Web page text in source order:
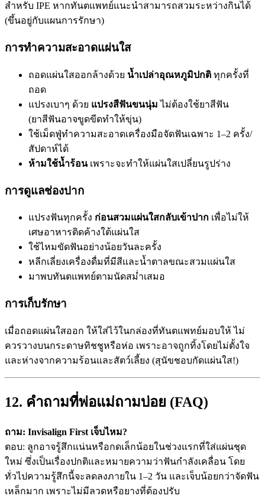
สำหรับ IPE หากทันตแพทย์แนะนำสามารถสวมระหว่างกินได้
(ขึ้นอยู่กับแผนการรักษา)
การทำความสะอาดแผ่นใส
ถอดแผ่นใสออกล้างด้วย น้ำเปล่าอุณหภูมิปกติ ทุกครั้งที่
ถอด
แปรงเบาๆ ด้วย แปรงสีฟันขนนุ่ม ไม่ต้องใช้ยาสีฟัน
(ยาสีฟันอาจขูดขีดทำให้ขุ่น)
ใช้เม็ดฟู่ทำความสะอาดเครื่องมือจัดฟันเฉพาะ 1–2 ครั้ง/
สัปดาห์ได้
ห้ามใช้น้ำร้อนเพราะจะทำให้แผ่นใสเปลี่ยนรูปร่าง
การดูแลช่องปาก
แปรงฟันทุกครั้ง ก่อนสวมแผ่นใสกลับเข้าปาก เพื่อไม่ให้
เศษอาหารติดค้างใต้แผ่นใส
ใช้ไหมขัดฟันอย่างน้อยวันละครั้ง
หลีกเลี่ยงเครื่องดื่มที่มีสีและน้ำตาลขณะสวมแผ่นใส
มาพบทันตแพทย์ตามนัดสม่ำเสมอ
การเก็บรักษา
เมื่อถอดแผ่นใสออก ให้ใส่ไว้ในกล่องที่ทันตแพทย์มอบให้ ไม่
ควรวางบนกระดาษทิชชูหรือห่อ เพราะอาจถูกทิ้งโดยไม่ตั้งใจ
และห่างจากความร้อนและสัตว์เลี้ยง (สุนัขชอบกัดแผ่นใส!)
12. คำถามที่พ่อแม่ถามบ่อย (FAQ)
ถาม: Invisalign First เจ็บไหม?
ตอบ: ลูกอาจรู้สึกแน่นหรือกดเล็กน้อยในช่วงแรกที่ใส่แผ่นชุด
ใหม่ ซึ่งเป็นเรื่องปกติและหมายความว่าฟันกำลังเคลื่อน โดย
ทั่วไปความรู้สึกนี้จะลดลงภายใน 1–2 วัน และเจ็บน้อยกว่าจัดฟัน
เหล็กมาก เพราะไม่มีลวดหรือยางที่ต้องปรับ